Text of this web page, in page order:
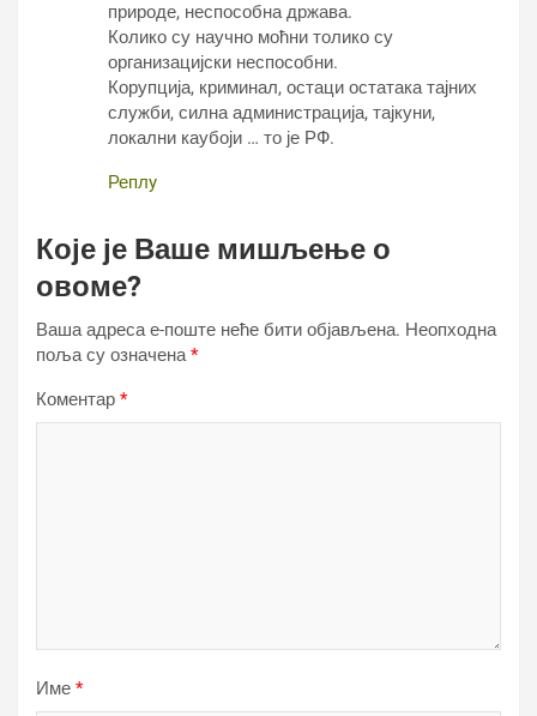
природе, неспособна држава.
Колико су научно моћни толико су
организацијски неспособни.
Корупција, криминал, остаци остатака тајних
служби, силна администрација, тајкуни,
локални каубоји … то је РФ.
Реплy
Које је Ваше мишљење о
овоме?
Ваша адреса е-поште неће бити објављена. Неопходна
поља су означена*
Коментар *
Име *